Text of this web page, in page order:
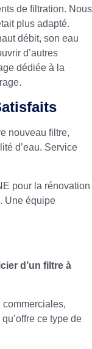
de filtration. Nous
plus adapté.
débit, son eau
d’autres
dédiée à la
.
nouveau filtre,
d’eau. Service
pour la rénovation
Une équipe
d’un filtre à
ce type de